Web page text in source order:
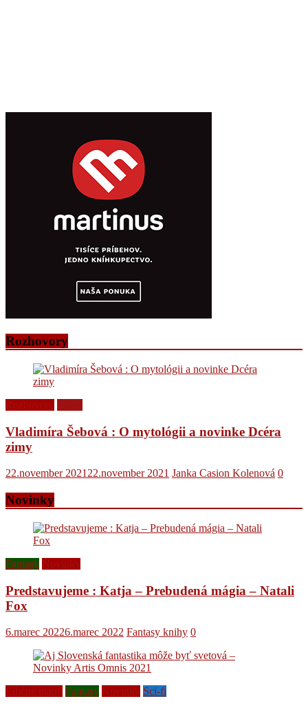
Rozhovory
Vladimíra Šebová : O mytológii a novinke Dcéra
zimy
22.november 202122.november 2021 Janka Casion Kolenová 0
Novinky
Fantasy
Predstavujeme : Katja – Prebudená mágia – Natali
Fox
6.marec 20226.marec 2022 Fantasy knihy 0
Fantasy Sci-fi